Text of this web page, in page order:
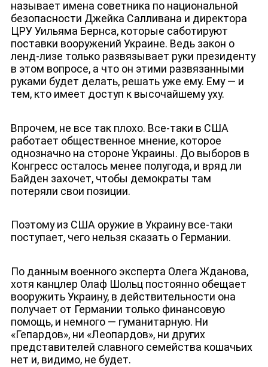
ЮТУБ-КАНАЛ
называет имена советника по национальной
безопасности Джейка Салливана и директора
ЦРУ Уильяма Бернса, которые саботируют
поставки вооружений Украине. Ведь закон о
ленд-лизе только развязывает руки президенту
в этом вопросе, а что он этими развязанными
руками будет делать, решать уже ему. Ему — и
тем, кто имеет доступ к высочайшему уху.
Впрочем, не все так плохо. Все-таки в США
работает общественное мнение, которое
однозначно на стороне Украины. До выборов в
Конгресс осталось менее полугода, и вряд ли
Байден захочет, чтобы демократы там
потеряли свои позиции.
Поэтому из США оружие в Украину все-таки
поступает, чего нельзя сказать о Германии.
По данным военного эксперта Олега Жданова,
хотя канцлер Олаф Шольц постоянно обещает
вооружить Украину, в действительности она
получает от Германии только финансовую
помощь, и немного — гуманитарную. Ни
«Гепардов», ни «Леопардов», ни других
представителей славного семейства кошачьих
нет и, видимо, не будет.